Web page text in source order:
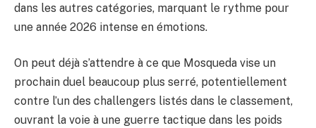
dans les autres catégories, marquant le rythme pour
une année 2026 intense en émotions.
On peut déjà s’attendre à ce que Mosqueda vise un
prochain duel beaucoup plus serré, potentiellement
contre l’un des challengers listés dans le classement,
ouvrant la voie à une guerre tactique dans les poids